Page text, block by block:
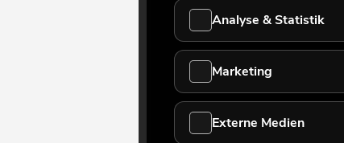
Analyse & Statistik
Marketing
Externe Medien